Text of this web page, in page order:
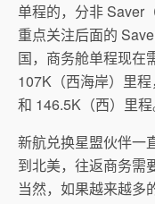
单程的，分非 Saver
重点关注后面的
国，商务舱单程现在
107K（西海岸）里程
和 146.5K（西）里程
新航兑换星盟伙伴一
到北美，往返商务需
当然，如果越来越多